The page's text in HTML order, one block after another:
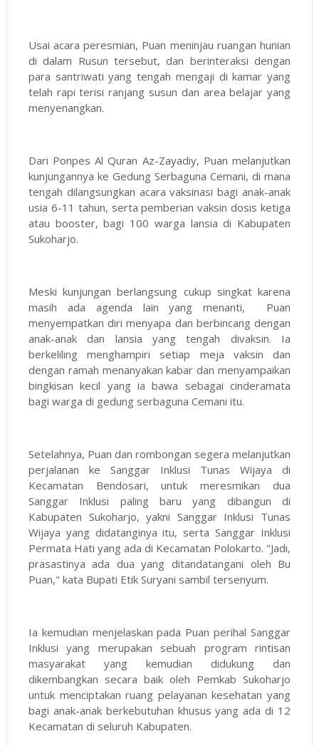
Usai acara peresmian, Puan meninjau ruangan hunian
di dalam Rusun tersebut, dan berinteraksi dengan
para santriwati yang tengah mengaji di kamar yang
telah rapi terisi ranjang susun dan area belajar yang
menyenangkan.
Dari Ponpes Al Quran Az-Zayadiy, Puan melanjutkan
kunjungannya ke Gedung Serbaguna Cemani, di mana
tengah dilangsungkan acara vaksinasi bagi anak-anak
usia 6-11 tahun, serta pemberian vaksin dosis ketiga
atau booster, bagi 100 warga lansia di Kabupaten
Sukoharjo.
Meski kunjungan berlangsung cukup singkat karena
masih ada agenda lain yang menanti, Puan
menyempatkan diri menyapa dan berbincang dengan
anak-anak dan lansia yang tengah divaksin. Ia
berkeliling menghampiri setiap meja vaksin dan
dengan ramah menanyakan kabar dan menyampaikan
bingkisan kecil yang ia bawa sebagai cinderamata
bagi warga di gedung serbaguna Cemani itu.
Setelahnya, Puan dan rombongan segera melanjutkan
perjalanan ke Sanggar Inklusi Tunas Wijaya di
Kecamatan Bendosari, untuk meresmikan dua
Sanggar Inklusi paling baru yang dibangun di
Kabupaten Sukoharjo, yakni Sanggar Inklusi Tunas
Wijaya yang didatanginya itu, serta Sanggar Inklusi
Permata Hati yang ada di Kecamatan Polokarto. "Jadi,
prasastinya ada dua yang ditandatangani oleh Bu
Puan," kata Bupati Etik Suryani sambil tersenyum.
Ia kemudian menjelaskan pada Puan perihal Sanggar
Inklusi yang merupakan sebuah program rintisan
masyarakat yang kemudian didukung dan
dikembangkan secara baik oleh Pemkab Sukoharjo
untuk menciptakan ruang pelayanan kesehatan yang
bagi anak-anak berkebutuhan khusus yang ada di 12
Kecamatan di seluruh Kabupaten.